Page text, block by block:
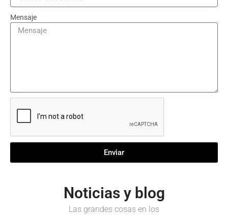
Mensaje
Enviar
Noticias y blog
Las grandes cosas en los